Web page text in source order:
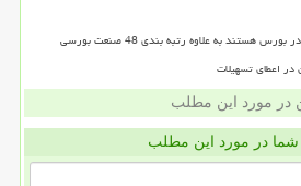
به علاوه رتبه بندی 48 صنعت بورسی
اعطای تسهیلات
در مورد این مطلب
شما در مورد این مطلب